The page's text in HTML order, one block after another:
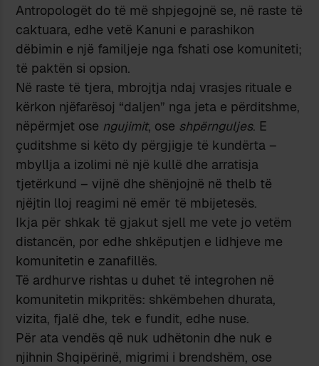
Antropologët do të më shpjegojnë se, në raste të
caktuara, edhe vetë Kanuni e parashikon
dëbimin e një familjeje nga fshati ose komuniteti;
të paktën si opsion.
Në raste të tjera, mbrojtja ndaj vrasjes rituale e
kërkon njëfarësoj “daljen” nga jeta e përditshme,
nëpërmjet ose ngujimit, ose shpërnguljes. E
çuditshme si këto dy përgjigje të kundërta –
mbyllja a izolimi në një kullë dhe arratisja
tjetërkund – vijnë dhe shënjojnë në thelb të
njëjtin lloj reagimi në emër të mbijetesës.
Ikja për shkak të gjakut sjell me vete jo vetëm
distancën, por edhe shkëputjen e lidhjeve me
komunitetin e zanafillës.
Të ardhurve rishtas u duhet të integrohen në
komunitetin mikpritës: shkëmbehen dhurata,
vizita, fjalë dhe, tek e fundit, edhe nuse.
Për ata vendës që nuk udhëtonin dhe nuk e
njihnin Shqipërinë, migrimi i brendshëm, ose